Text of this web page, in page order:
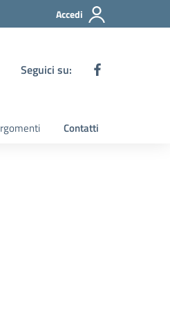
Accedi
Seguici su:
Contatti